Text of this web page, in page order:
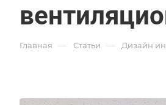
Главная — Статьи — Дизайн